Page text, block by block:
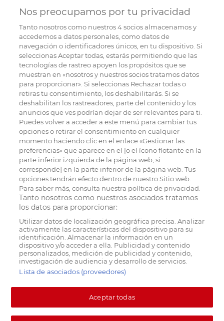
Nos preocupamos por tu privacidad
Tanto nosotros como nuestros4socios almacenamos y
accedemos a datos personales, como datos de
navegación o identificadores únicos, en tu dispositivo. Si
seleccionas Aceptar todas, estarás permitiendo que las
tecnologías de rastreo apoyen los propósitos que se
muestran en «nosotros y nuestros socios tratamos datos
para proporcionar». Si seleccionas Rechazar todas o
retiras tu consentimiento, los deshabilitarás. Si se
deshabilitan los rastreadores, parte del contenido y los
anuncios que ves podrían dejar de ser relevantes para ti.
Puedes volver a acceder a este menú para cambiar tus
opciones o retirar el consentimiento en cualquier
momento haciendo clic en el enlace «Gestionar las
preferencias» que aparece en el [o el ícono flotante en la
parte inferior izquierda de la página web, si
corresponde] en la parte inferior de la página web. Tus
opciones tendrán efecto dentro de nuestro Sitio web.
Para saber más, consulta nuestra política de privacidad.
Tanto nosotros como nuestros asociados tratamos
los datos para proporcionar:
Utilizar datos de localización geográfica precisa. Analizar
activamente las características del dispositivo para su
identificación. Almacenar la información en un
dispositivo y/o acceder a ella. Publicidad y contenido
personalizados, medición de publicidad y contenido,
investigación de audiencia y desarrollo de servicios.
Lista de asociados (proveedores)
Aceptar todas